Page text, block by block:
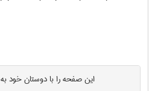
این صفحه را با دوستان خود